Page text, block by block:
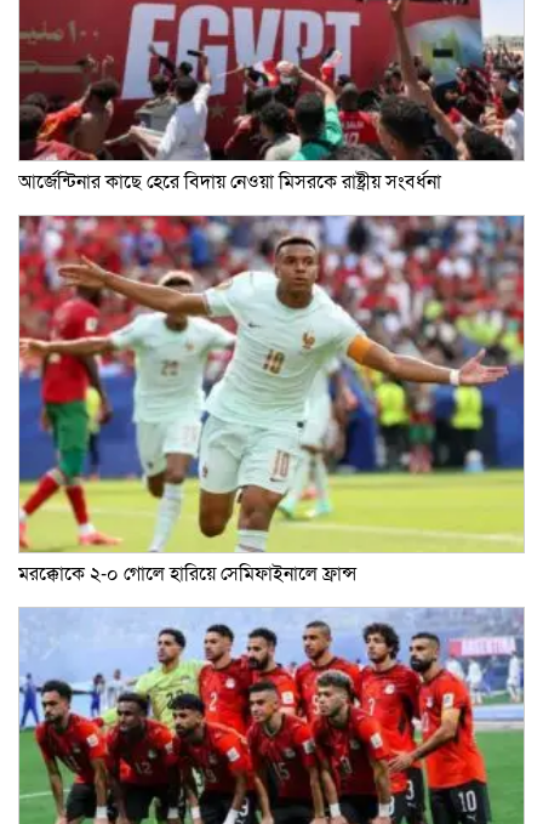
আর্জেন্টিনার কাছে হেরে বিদায় নেওয়া মিসরকে রাষ্ট্রীয় সংবর্ধনা
মরক্কোকে ২-০ গোলে হারিয়ে সেমিফাইনালে ফ্রান্স